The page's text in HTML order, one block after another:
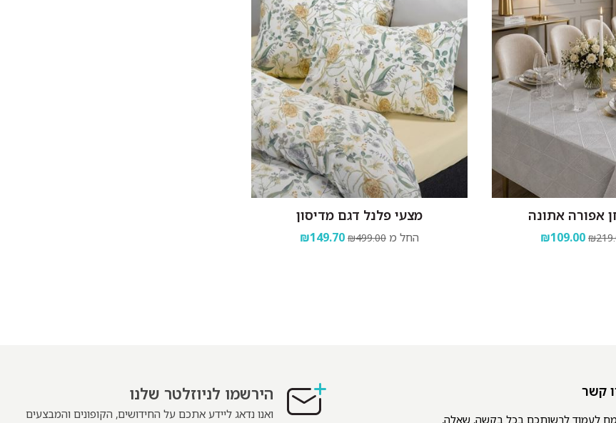
אפורה אתונה
₪109.00
מצעי פלנל דגם מדיסון
החל מ ₪499.00
₪149.70
קשר
לעמוד לרשותכם בכל בקשה, שאלה,
הירשמו לניוזלטר שלנו
ואנו נדאג ליידע אתכם על החידושים, הקופונים והמבצעים